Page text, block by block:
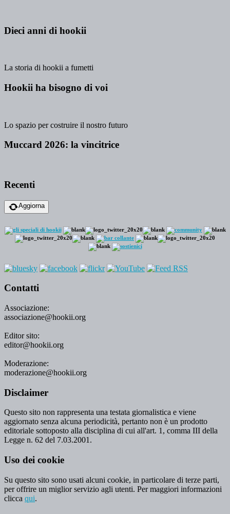
Dieci anni di hookii
La storia di hookii a fumetti
Hookii ha bisogno di voi
Lo spazio per costruire il nostro futuro
Muccard 2026: la vincitrice
Recenti
Aggiorna
Contatti
Associazione:
associazione@hookii.org
Editor sito:
editor@hookii.org
Moderazione:
moderazione@hookii.org
Disclaimer
Questo sito non rappresenta una testata giornalistica e viene
aggiornato senza alcuna periodicità, pertanto non è un prodotto
editoriale sottoposto alla disciplina di cui all'art. 1, comma III della
Legge n. 62 del 7.03.2001.
Uso dei cookie
Su questo sito sono usati alcuni cookie, in particolare di terze parti,
per offrire un miglior servizio agli utenti. Per maggiori informazioni
clicca qui.